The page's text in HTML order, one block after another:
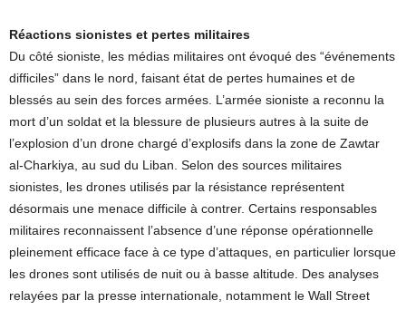
Réactions sionistes et pertes militaires
Du côté sioniste, les médias militaires ont évoqué des “événements
difficiles” dans le nord, faisant état de pertes humaines et de
blessés au sein des forces armées. L’armée sioniste a reconnu la
mort d’un soldat et la blessure de plusieurs autres à la suite de
l’explosion d’un drone chargé d’explosifs dans la zone de Zawtar
al-Charkiya, au sud du Liban. Selon des sources militaires
sionistes, les drones utilisés par la résistance représentent
désormais une menace difficile à contrer. Certains responsables
militaires reconnaissent l’absence d’une réponse opérationnelle
pleinement efficace face à ce type d’attaques, en particulier lorsque
les drones sont utilisés de nuit ou à basse altitude. Des analyses
relayées par la presse internationale, notamment le Wall Street